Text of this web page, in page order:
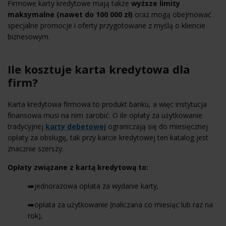
Firmowe karty kredytowe mają także wyższe limity
maksymalne (nawet do 100 000 zł) oraz mogą obejmować
specjalne promocje i oferty przygotowane z myślą o kliencie
biznesowym.
Ile kosztuje karta kredytowa dla
firm?
Karta kredytowa firmowa to produkt banku, a więc instytucja
finansowa musi na nim zarobić. O ile opłaty za użytkowanie
tradycyjnej karty debetowej ograniczają się do miesięcznej
opłaty za obsługę, tak przy karcie kredytowej ten katalog jest
znacznie szerszy.
Opłaty związane z kartą kredytową to:
➡️jednorazowa opłata za wydanie karty,
➡️opłata za użytkowanie (naliczana co miesiąc lub raz na
rok),